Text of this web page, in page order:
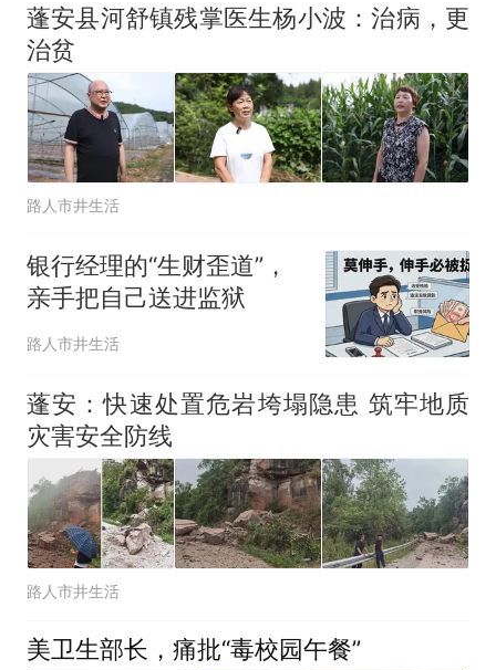
蓬安县河舒镇残掌医生杨小波：治病，更
治贫
路人市井生活
银行经理的“生财歪道”，
亲手把自己送进监狱
路人市井生活
蓬安：快速处置危岩垮塌隐患 筑牢地质
灾害安全防线
路人市井生活
美卫生部长，痛批“毒校园午餐”